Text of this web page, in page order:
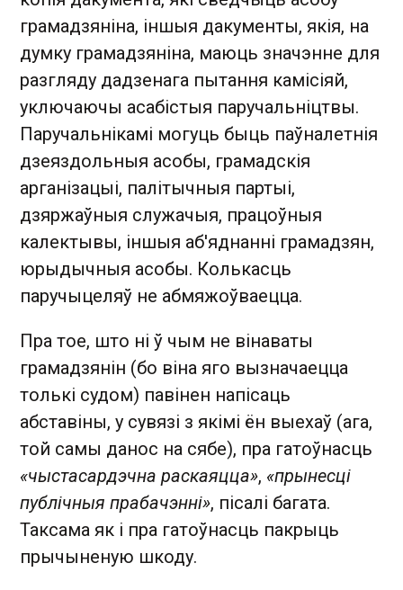
грамадзяніна, іншыя дакументы, якія, на
думку грамадзяніна, маюць значэнне для
разгляду дадзенага пытання камісіяй,
уключаючы асабістыя паручальніцтвы.
Паручальнікамі могуць быць паўналетнія
дзеяздольныя асобы, грамадскія
арганізацыі, палітычныя партыі,
дзяржаўныя служачыя, працоўныя
калектывы, іншыя аб'яднанні грамадзян,
юрыдычныя асобы. Колькасць
паручыцеляў не абмяжоўваецца.
Пра тое, што ні ў чым не вінаваты
грамадзянін (бо віна яго вызначаецца
толькі судом) павінен напісаць
абставіны, у сувязі з якімі ён выехаў (ага,
той самы данос на сябе), пра гатоўнасць
«чыстасардэчна раскаяцца», «прынесці
публічныя прабачэнні», пісалі багата.
Таксама як і пра гатоўнасць пакрыць
прычыненую шкоду.